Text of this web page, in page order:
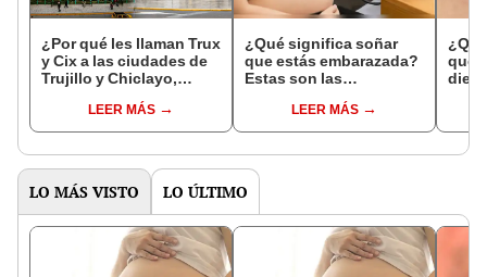
¿Por qué les llaman Trux
y Cix a las ciudades de
Trujillo y Chiclayo,
LEER MÁS
¿Qué significa soñar
que estás embarazada?
Estas son las
comunesLEER MÁS
que
LO MÁS VISTO LO ÚLTIMO